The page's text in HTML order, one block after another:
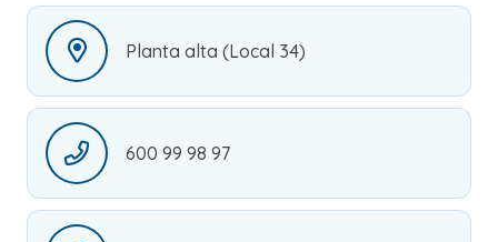
Planta alta (Local 34)
600 99 98 97